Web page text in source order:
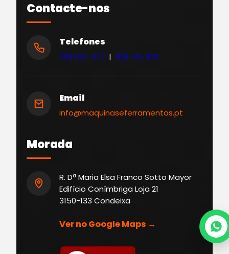
Contacte-nos
Telefones
239 097 477 | 928 145 320
Email
info@maquinaseferramentas.pt
Morada
R. Dª Maria Elsa Franco Sotto Mayor
Edifício Conímbriga Loja 21
3150-133 Condeixa
Ver no Google Maps →